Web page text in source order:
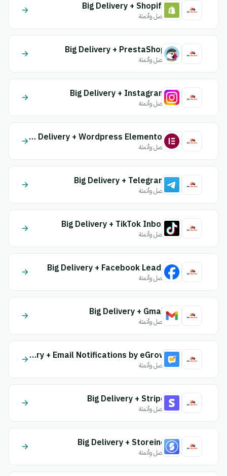
Big Delivery + Shopify
اتصل وأتمتة
Big Delivery + PrestaShop
اتصل وأتمتة
Big Delivery + Instagram
اتصل وأتمتة
Big Delivery + Wordpress Elementor
اتصل وأتمتة
Big Delivery + Telegram
اتصل وأتمتة
Big Delivery + TikTok Inbox
اتصل وأتمتة
Big Delivery + Facebook Leads
اتصل وأتمتة
Big Delivery + Gmail
اتصل وأتمتة
Big Delivery + Email Notifications by eGrow
اتصل وأتمتة
Big Delivery + Stripe
اتصل وأتمتة
Big Delivery + Storeino
اتصل وأتمتة